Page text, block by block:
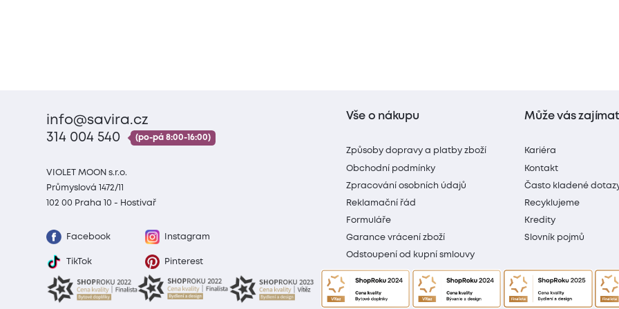
info@savira.cz
314 004 540
(po-pá 8:00-16:00)
VIOLET MOON s.r.o.
Průmyslová 1472/11
102 00 Praha 10 - Hostivař
Facebook Instagram
TikTok Pinterest
Vše o nákupu
Způsoby dopravy a platby zboží
Obchodní podmínky
Zpracování osobních údajů
Reklamační řád
Formuláře
Garance vrácení zboží
Odstoupení od kupní smlouvy
Může vás zajímat
Kariéra
Kontakt
Často kladené
Recyklujeme
Kredity
Slovník pojmů